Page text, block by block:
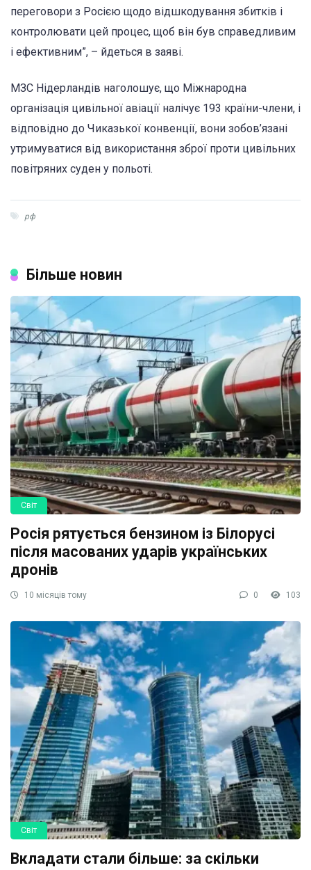
переговори з Росією щодо відшкодування збитків і
контролювати цей процес, щоб він був справедливим
і ефективним”, – йдеться в заяві.
МЗС Нідерландів наголошує, що Міжнародна
організація цивільної авіації налічує 193 країни-члени, і
відповідно до Чиказької конвенції, вони зобов’язані
утримуватися від використання зброї проти цивільних
повітряних суден у польоті.
рф
Більше новин
Світ
Росія рятується бензином із Білорусі
після масованих ударів українських
дронів
10 місяців тому 0 103
Світ
Вкладати стали більше: за скільки